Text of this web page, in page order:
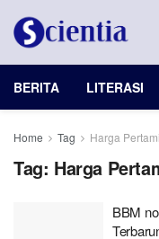
BERITA LITERASI
Home Tag Harga
Tag: Harga
BBM